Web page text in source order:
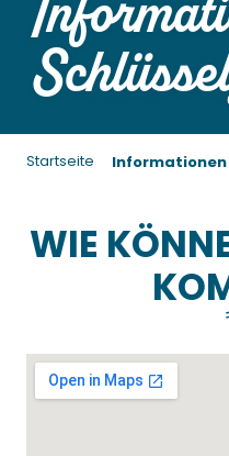
Startseite Informationen
WIE